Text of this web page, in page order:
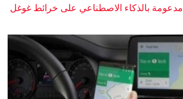
بالذكاء الاصطناعي على خرائط غوغل